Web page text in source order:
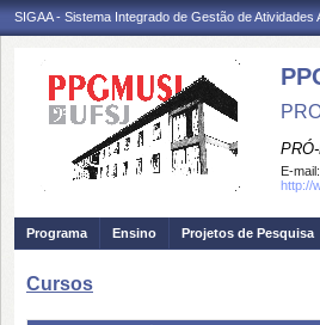
SIGAA - Sistema Integrado de Gestão de Atividades
E-mail:
http://
Programa Ensino Projetos de Pesquisa
Cursos